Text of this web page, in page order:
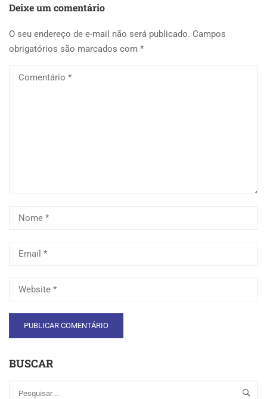
Deixe um comentário
O seu endereço de e-mail não será publicado. Campos
obrigatórios são marcados com *
BUSCAR